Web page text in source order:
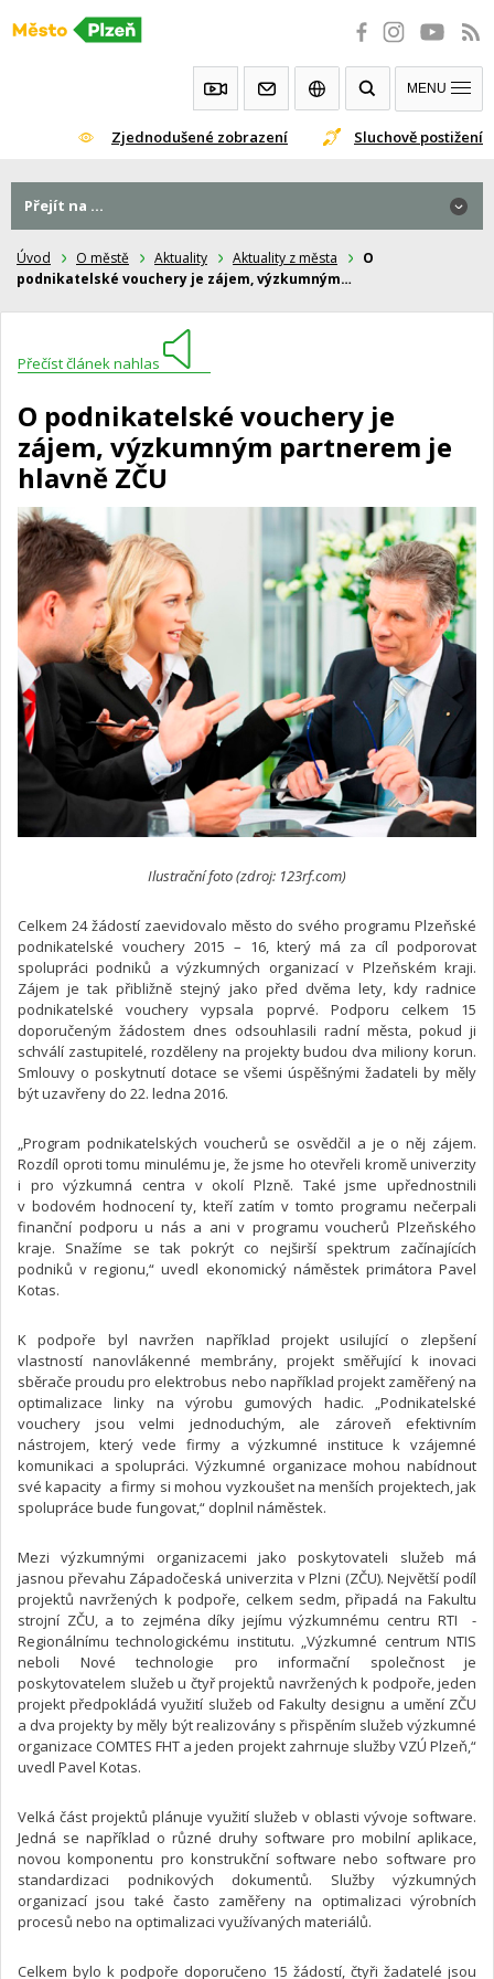
Přeskočit
Zjednodušené zobrazení Sluchově postižení
MENU
Úvod O městě Aktuality Aktuality z města
O
podnikatelské vouchery je zájem, výzkumným…
Přečíst článek nahlas
O podnikatelské vouchery je
zájem, výzkumným partnerem je
hlavně ZČU
Ilustrační foto (zdroj: 123rf.com)
Celkem 24 žádostí zaevidovalo město do svého programu Plzeňské
podnikatelské vouchery 2015 – 16, který má za cíl podporovat
spolupráci podniků a výzkumných organizací v Plzeňském kraji.
Zájem je tak přibližně stejný jako před dvěma lety, kdy radnice
podnikatelské vouchery vypsala poprvé. Podporu celkem 15
doporučeným žádostem dnes odsouhlasili radní města, pokud ji
schválí zastupitelé, rozděleny na projekty budou dva miliony korun.
Smlouvy o poskytnutí dotace se všemi úspěšnými žadateli by měly
být uzavřeny do 22. ledna 2016.
„Program podnikatelských voucherů se osvědčil a je o něj zájem.
Rozdíl oproti tomu minulému je, že jsme ho otevřeli kromě univerzity
i pro výzkumná centra v okolí Plzně. Také jsme upřednostnili
v bodovém hodnocení ty, kteří zatím v tomto programu nečerpali
finanční podporu u nás a ani v programu voucherů Plzeňského
kraje. Snažíme se tak pokrýt co nejširší spektrum začínajících
podniků v regionu,“ uvedl ekonomický náměstek primátora Pavel
Kotas.
K podpoře byl navržen například projekt usilující o zlepšení
vlastností nanovlákenné membrány, projekt směřující k inovaci
sběrače proudu pro elektrobus nebo například projekt zaměřený na
optimalizace linky na výrobu gumových hadic. „Podnikatelské
vouchery jsou velmi jednoduchým, ale zároveň efektivním
nástrojem, který vede firmy a výzkumné instituce k vzájemné
komunikaci a spolupráci. Výzkumné organizace mohou nabídnout
své kapacity a firmy si mohou vyzkoušet na menších projektech, jak
spolupráce bude fungovat,“ doplnil náměstek.
Mezi výzkumnými organizacemi jako poskytovateli služeb má
jasnou převahu Západočeská univerzita v Plzni (ZČU). Největší podíl
projektů navržených k podpoře, celkem sedm, připadá na Fakultu
strojní ZČU, a to zejména díky jejímu výzkumnému centru RTI -
Regionálnímu technologickému institutu. „Výzkumné centrum NTIS
neboli Nové technologie pro informační společnost je
poskytovatelem služeb u čtyř projektů navržených k podpoře, jeden
projekt předpokládá využití služeb od Fakulty designu a umění ZČU
a dva projekty by měly být realizovány s přispěním služeb výzkumné
organizace COMTES FHT a jeden projekt zahrnuje služby VZÚ Plzeň,“
uvedl Pavel Kotas.
Velká část projektů plánuje využití služeb v oblasti vývoje software.
Jedná se například o různé druhy software pro mobilní aplikace,
novou komponentu pro konstrukční software nebo software pro
standardizaci podnikových dokumentů. Služby výzkumných
organizací jsou také často zaměřeny na optimalizaci výrobních
procesů nebo na optimalizaci využívaných materiálů.
Celkem bylo k podpoře doporučeno 15 žádostí, čtyři žadatelé jsou
Přejít na ...